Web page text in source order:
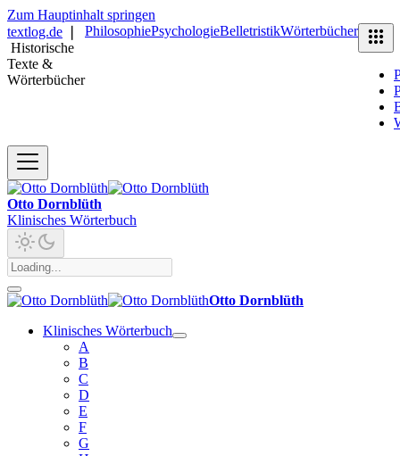
Zum Hauptinhalt springen
textlog.de
Historische
Texte &
Wörterbücher
PhilosophiePsychologieBelletristikWörterbücher
Otto Dornblüth
Klinisches Wörterbuch
Otto Dornblüth
Klinisches Wörterbuch
A
B
C
D
E
F
G